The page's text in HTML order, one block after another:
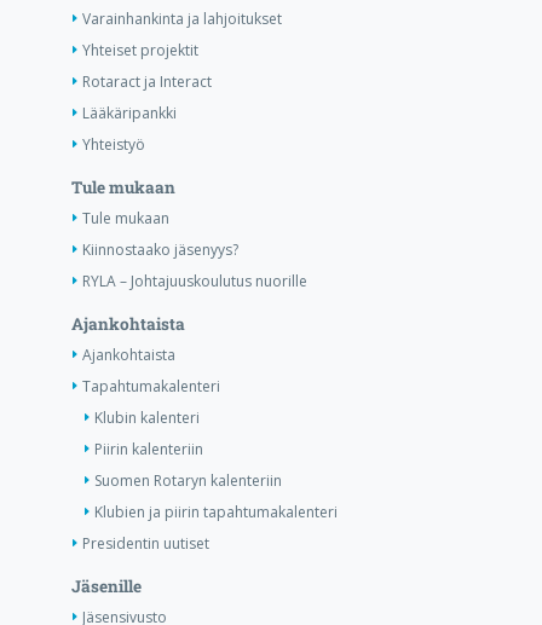
Varainhankinta ja lahjoitukset
Yhteiset projektit
Rotaract ja Interact
Lääkäripankki
Yhteistyö
Tule mukaan
Tule mukaan
Kiinnostaako jäsenyys?
RYLA – Johtajuuskoulutus nuorille
Ajankohtaista
Ajankohtaista
Tapahtumakalenteri
Klubin kalenteri
Piirin kalenteriin
Suomen Rotaryn kalenteriin
Klubien ja piirin tapahtumakalenteri
Presidentin uutiset
Jäsenille
Jäsensivusto